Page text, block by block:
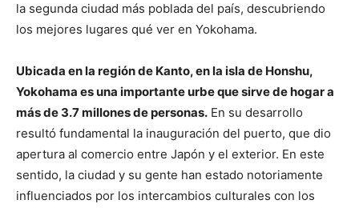
la segunda ciudad más poblada del país, descubriendo
los mejores lugares qué ver en Yokohama.
Ubicada en la región de Kanto, en la isla de Honshu,
Yokohama es una importante urbe que sirve de hogar a
más de 3.7 millones de personas. En su desarrollo
resultó fundamental la inauguración del puerto, que dio
apertura al comercio entre Japón y el exterior. En este
sentido, la ciudad y su gente han estado notoriamente
influenciados por los intercambios culturales con los